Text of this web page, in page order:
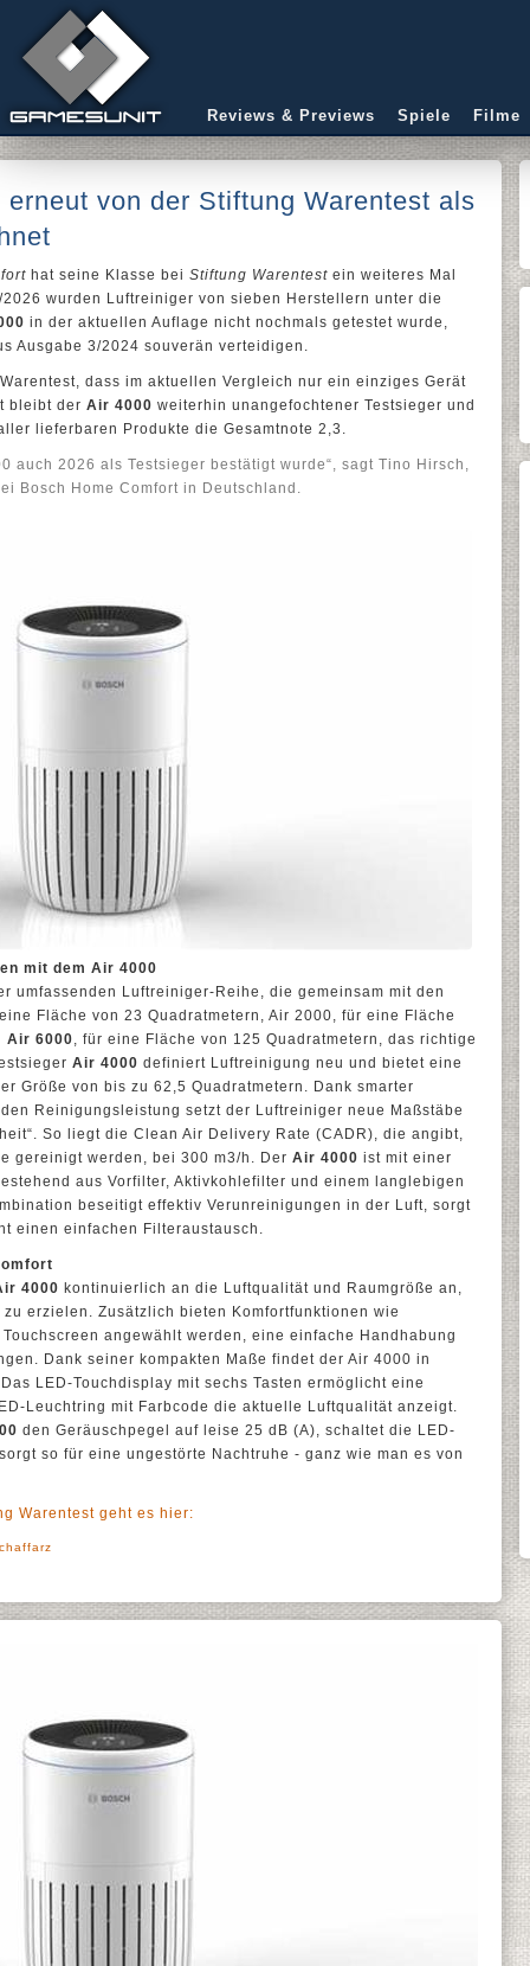
Reviews & Previews Spiele Filme
von der Stiftung Warentest als
hat seine Klasse bei Stiftung Warentest ein weiteres Mal
wurden Luftreiniger von sieben Herstellern unter die
in der aktuellen Auflage nicht nochmals getestet wurde,
Ausgabe 3/2024 souverän verteidigen.
dass im aktuellen Vergleich nur ein einziges Gerät
bleibt der Air 4000 weiterhin unangefochtener Testsieger und
lieferbaren Produkte die Gesamtnote 2,3.
auch 2026 als Testsieger bestätigt wurde“, sagt Tino Hirsch,
Bosch Home Comfort in Deutschland.
mit dem Air 4000
umfassenden Luftreiniger-Reihe, die gemeinsam mit den
Fläche von 23 Quadratmetern, Air 2000, für eine Fläche
Air 6000, für eine Fläche von 125 Quadratmetern, das richtige
Air 4000 definiert Luftreinigung neu und bietet eine
Größe von bis zu 62,5 Quadratmetern. Dank smarter
Reinigungsleistung setzt der Luftreiniger neue Maßstäbe
So liegt die Clean Air Delivery Rate (CADR), die angibt,
gereinigt werden, bei 300 m3/h. Der Air 4000 ist mit einer
aus Vorfilter, Aktivkohlefilter und einem langlebigen
beseitigt effektiv Verunreinigungen in der Luft, sorgt
einen einfachen Filteraustausch.
4000 kontinuierlich an die Luftqualität und Raumgröße an,
erzielen. Zusätzlich bieten Komfortfunktionen wie
angewählt werden, eine einfache Handhabung
Dank seiner kompakten Maße findet der Air 4000 in
LED-Touchdisplay mit sechs Tasten ermöglicht eine
Leuchtring mit Farbcode die aktuelle Luftqualität anzeigt.
den Geräuschpegel auf leise 25 dB (A), schaltet die LED-
so für eine ungestörte Nachtruhe - ganz wie man es von
Warentest geht es hier: